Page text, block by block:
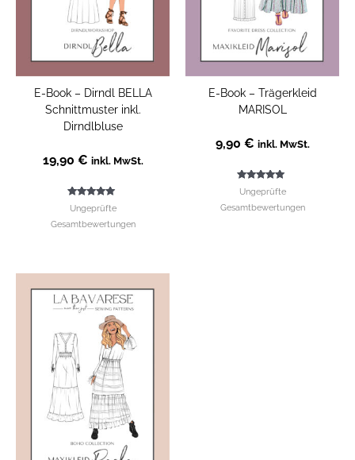
E-Book – Dirndl BELLA
Schnittmuster inkl.
Dirndlbluse
19,90 € inkl. MwSt.
Bewertet mit
5.00
von 5
Ungeprüfte
Gesamtbewertungen
E-Book – Trägerkleid
MARISOL
9,90 € inkl. MwSt.
Bewertet mit
5.00
von 5
Ungeprüfte
Gesamtbewertungen